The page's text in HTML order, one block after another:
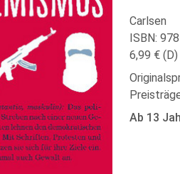
Carlsen
ISBN:
6,99 € (D)
Ab 13